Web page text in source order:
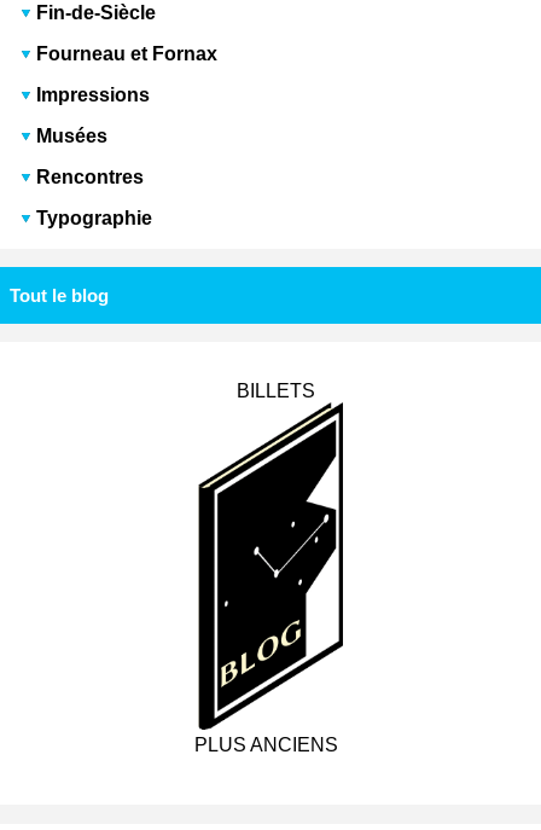
Fin-de-Siècle
Fourneau et Fornax
Impressions
Musées
Rencontres
Typographie
Tout le blog
BILLETS
PLUS ANCIENS